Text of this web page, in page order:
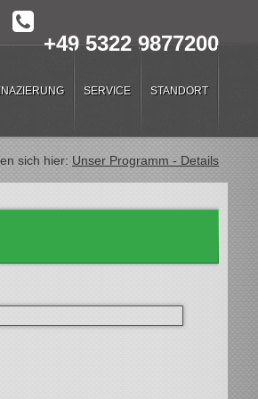
+49 5322 9877200
SERVICE STANDORT
sich hier: Unser Programm - Details